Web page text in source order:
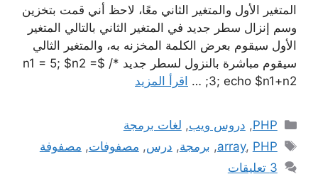
المتغير الأول والمتغير الثاني معًا، لاحظ أني قمت بتخزين
وسم إنزال سطر جديد في المتغير الثاني بالتالي المتغير
الأول سيقوم بعرض الكلمة المخزنه به، والمتغير الثالي
سيقوم مباشرة بالنزول لسطر جديد */ $n1 = 5; $n2 =
3; echo $n1+n2; …
اقرأ المزيد
التصنيفات
PHP
, دروس ويب, لغات برمجة
الوسومarray, PHP
, برمجة, درس, مصفوفات, مصفوفة
3 تعليقات